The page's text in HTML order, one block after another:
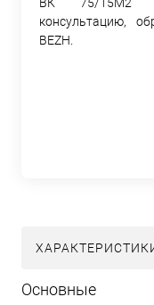
консультацию,
BEZH.
Основные